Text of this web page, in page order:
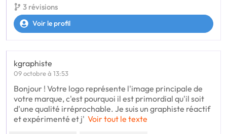
3 révisions
Voir le profil
kgraphiste
09 octobre à 13:53
Bonjour ! Votre logo représente l'image principale de
votre marque, c'est pourquoi il est primordial qu'il soit
d'une qualité irréprochable. Je suis un graphiste réactif
et expérimenté et j' Voir tout le texte